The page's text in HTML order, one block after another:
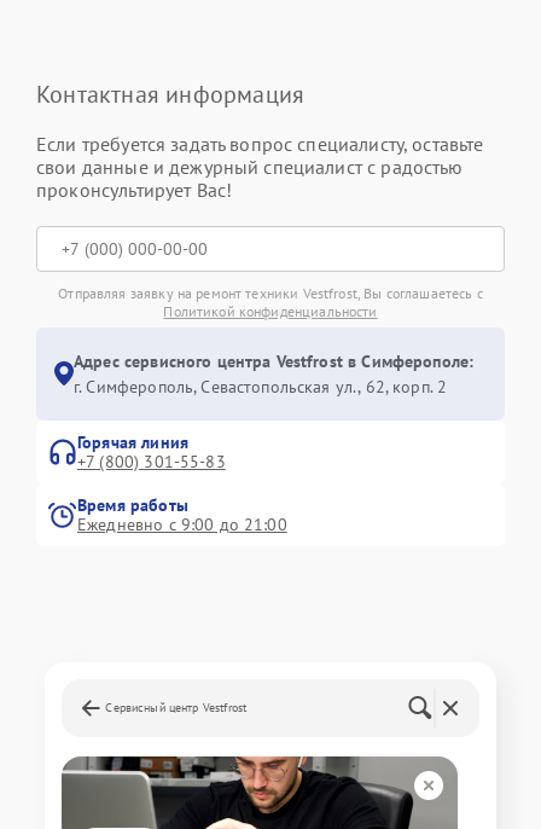
Контактная информация
Если требуется задать вопрос специалисту, оставьте
свои данные и дежурный специалист с радостью
проконсультирует Вас!
Отправляя заявку на ремонт техники Vestfrost, Вы соглашаетесь с
Политикой конфиденциальности
Адрес сервисного центра Vestfrost в Симферополе:
г. Симферополь, Севастопольская ул., 62, корп. 2
Горячая линия
+7 (800) 301-55-83
Время работы
Ежедневно с 9:00 до 21:00
Сервисный центр Vestfrost